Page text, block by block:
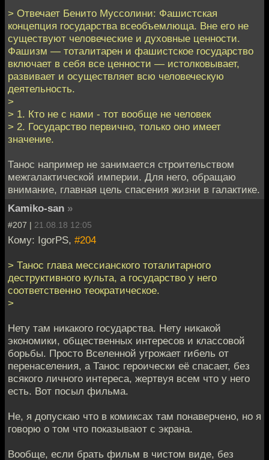
> Отвечает Бенито Муссолини: Фашистская
концепция государства всеобъемлюща. Вне его не
существуют человеческие и духовные ценности.
Фашизм — тоталитарен и фашистское государство
включает в себя все ценности — истолковывает,
развивает и осуществляет всю человеческую
деятельность.
>
> 1. Кто не с нами - тот вообще не человек
> 2. Государство первично, только оно имеет
значение.
Танос например не занимается строительством
межгалактической империи. Для него, обращаю
внимание, главная цель спасения жизни в галактике.
Kamiko-san »
#207 | 21.08.18 12:05
Кому: IgorPS, #204
> Танос глава мессианского тоталитарного
деструктивного культа, а государство у него
соответственно теократическое.
>
Нету там никакого государства. Нету никакой
экономики, общественных интересов и классовой
борьбы. Просто Вселенной угрожает гибель от
перенаселения, а Танос героически её спасает, без
всякого личного интереса, жертвуя всем что у него
есть. Вот посыл фильма.
Не, я допускаю что в комиксах там понаверчено, но я
говорю о том что показывают с экрана.
Вообще, если брать фильм в чистом виде, без